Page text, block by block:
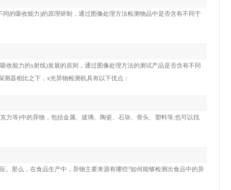
的吸收能力)的原理研制，通过图像处理方法检测物品中是否含有不同于
能力的x射线)发展的原则，通过图像处理方法的测试产品是否含有不同
器相比之下，x光异物检测机具有以下优点：
力等)中的异物，包括金属、玻璃、陶瓷、石块、骨头、塑料等;也可以找
那么，在食品生产中，异物主要来源有哪些?如何能够检测出食品中的异